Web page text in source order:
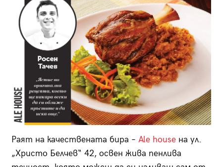
Раят на качествената бира – Ale houseна ул.
„Христо Белчев“ 42, освен жива пенлива